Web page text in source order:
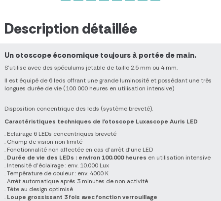
Description détaillée
Un otoscope économique toujours à portée de main.
S'utilise avec des spéculums jetable de taille 2.5 mm ou 4 mm.
Il est équipé de 6 leds offrant une grande luminosité et possédant une très
longues durée de vie (100 000 heures en utilisation intensive)
Disposition concentrique des leds (système breveté).
Caractéristiques techniques de l'otoscope Luxascope Auris LED
. Eclairage 6 LEDs concentriques breveté
. Champ de vision non limité
. Fonctionnalité non affectée en cas d’arrêt d’une LED
. Durée de vie des LEDs : environ 100.000 heures en utilisation intensive
. Intensité d’éclairage : env. 10.000 Lux
. Température de couleur : env. 4000 K
. Arrêt automatique après 3 minutes de non activité
. Tête au design optimisé
. Loupe grossissant 3 fois avec fonction verrouillage